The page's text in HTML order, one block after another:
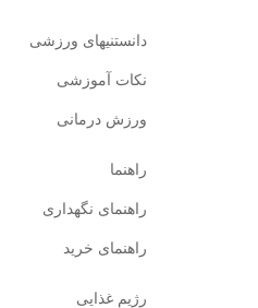
دانستنیهای ورزشی
نکات آموزشی
ورزش درمانی
راهنما
راهنمای نگهداری
راهنمای خرید
رژیم غذایی